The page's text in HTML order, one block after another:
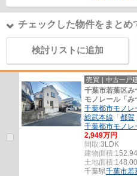
チェックした物件をまとめ
検討リストに追加
売買｜中古一戸
千葉市若葉区
モノレール「み
千葉都市モノレ
総武本線 「 都賀
千葉都市モノレ
2,949万円
間取:3LDK
建物面積:
土地面積:
千葉県千葉市若